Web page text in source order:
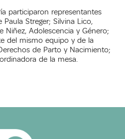
participaron representantes
Streger; Silvina Lico,
Niñez, Adolescencia y Género;
del mismo equipo y de la
de Parto y Nacimiento;
de la mesa.